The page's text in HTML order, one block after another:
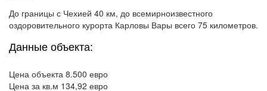
До границы с Чехией 40 км, до всемирноизвестного
оздоровительного курорта Карловы Вары всего 75 километров.
Данные объекта:
Цена объекта 8.500 евро
Цена за кв.м 134,92 евро